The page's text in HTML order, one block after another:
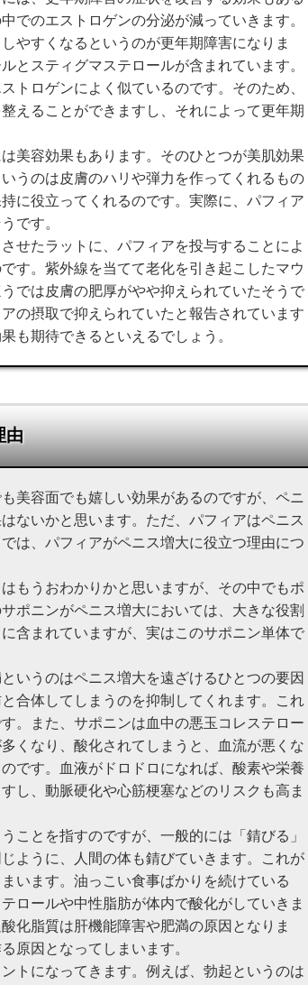
でのエストロゲンの分泌が減っていきます。
やすくなるというのが更年期障害になりま
とスティグマステロールが含まれています。
トロゲンによく似ているのです。そのため、
えることができますし、それによって更年期
美容効果もあります。そのひとつが美肌効果
うのは皮膚のハリや弾力を作ってくれるもの
に役立ってくれるのです。実際に、パフィア
です。
せたラットに、パフィアを投与することによ
す。紫外線を当てて老化を引き起こしたマウ
では皮膚の肥厚がやや抑えられていたそうで
の摂取で抑えられていたと報告されています
も期待できるといえるでしょう。
由
美容面でも嬉しい効果があるのですが、ペニ
ないかと思います。ただ、パフィアはペニス
は、パフィアがペニス増大に役立つ理由につ
もうおわかりかと思いますが、その中でもポ
ポニンがペニス増大においては、大きな役割
含まれていますが、実はこのサポニン単体で
いうのはペニス増大を遠ざけるひとつの要因
合体してしまうのを抑制してくれます。これ
。また、サポニンは血中の悪玉コレステロー
くなり、酸化されてしまうと、血流が悪くな
です。血液がドロドロになれば、酸素や栄養
し、動脈硬化や心筋梗塞などのリスクも高ま
ことを指すのですが、一般的には「錆びる」
ように、人間の体も錆びていきます。これが
います。油っこい食事ばかりを続けている
ロールや中性脂肪が体内で酸化がしていきま
化脂質は肝機能障害や肥満の原因となりま
原因となってしまいます。
トになってきます。例えば、勃起というのは